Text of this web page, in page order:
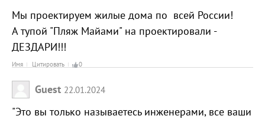
Мы проектируем жилые дома по всей России!
А тупой "Пляж Майами" на проектировали -
ДЕЗДАРИ!!!
Имя Цитировать 0
Guest 22.01.2024
"Это вы только называетесь инженерами, все ваши